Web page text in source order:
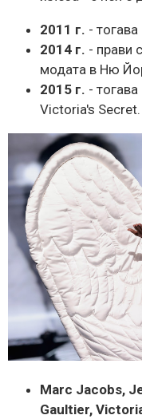
2011 г. -
2014 г. - прави
модата в Ню
2015 г. -
Victoria's Secret.
Marc Jacobs,
Gaultier,